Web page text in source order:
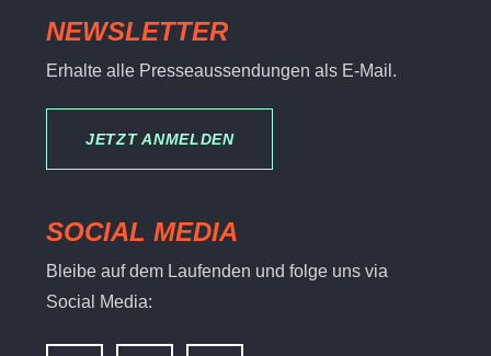
NEWSLETTER
Erhalte alle Presseaussendungen als E-Mail.
JETZT ANMELDEN
SOCIAL MEDIA
Bleibe auf dem Laufenden und folge uns via
Social Media: